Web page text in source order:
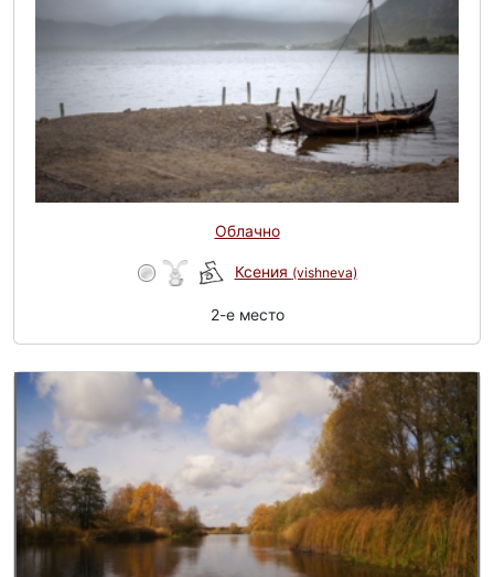
Облачно
Ксения (vishneva)
2-e место